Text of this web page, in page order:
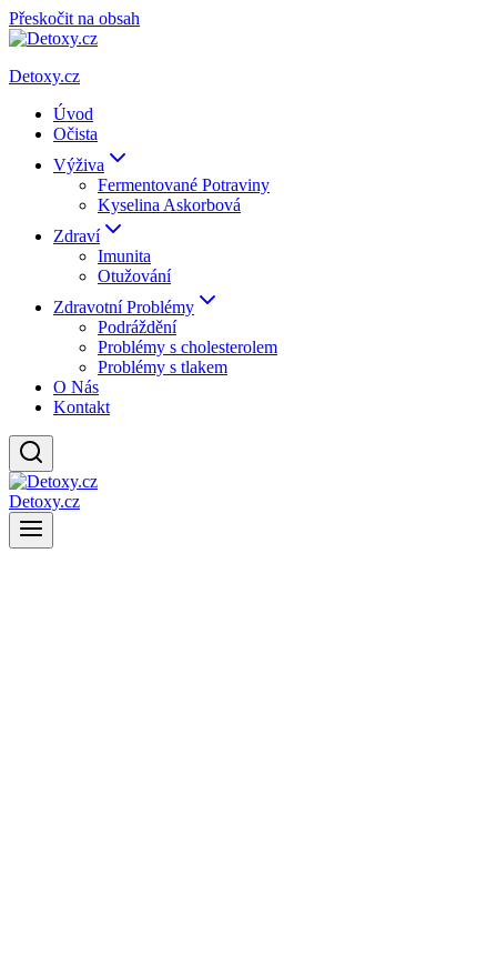
Přeskočit na obsah
Detoxy.cz
Úvod
Očista
Výživa
Fermentované Potraviny
Kyselina Askorbová
Zdraví
Imunita
Otužování
Zdravotní Problémy
Podráždění
Problémy s cholesterolem
Problémy s tlakem
O Nás
Kontakt
Detoxy.cz